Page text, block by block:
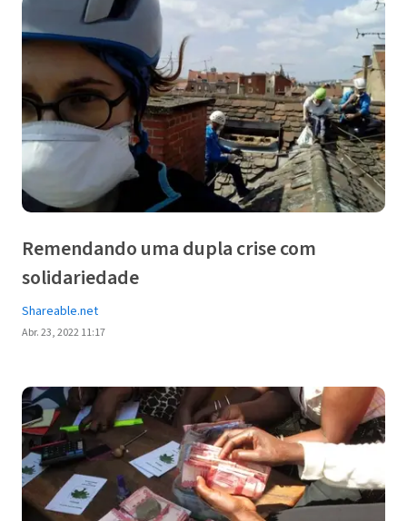
Remendando uma dupla crise com
solidariedade
Shareable.net
Abr. 23, 2022 11:17